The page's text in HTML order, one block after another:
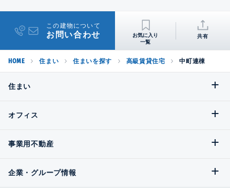
この建物について
お問い合わせ 共有
HOME 住まい 住まいを探す 高級賃貸住宅 中町連棟
住まい
オフィス
事業用不動産
企業・グループ情報